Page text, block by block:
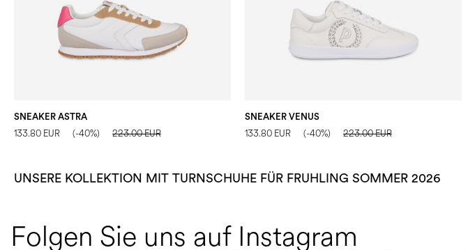
SNEAKER ASTRA
133.80 EUR (-40%) 223.00 EUR
SNEAKER VENUS
133.80 EUR (-40%) 223.00 EUR
UNSERE KOLLEKTION MIT TURNSCHUHE FÜR FRUHLING SOMMER 2026
Folgen Sie uns auf Instagram